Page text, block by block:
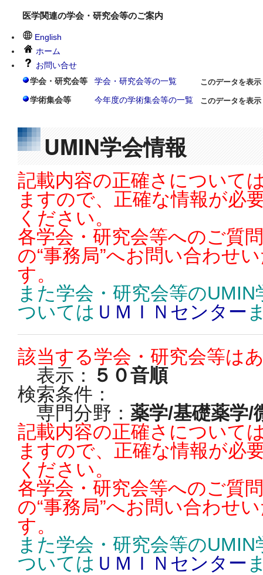
医学関連の学会・研究会等のご案内
English
ホーム
お問い合せ
学会・研究会等
学会・研究会等の一覧 このデータを表示
学術集会等 今年度の学術集会等の一覧 このデータを表示
UMIN学会情報
記載内容の正確さについて
ますので、正確な情報が必
ください。
各学会・研究会等へのご質
の“事務局”へお問い合わせ
す。
また学会・研究会等の
ついては ＵＭＩＮセンター
該当する学会・研究会等は
表示：
５０音順
検索条件：
専門分野： 薬学/基礎薬学/
記載内容の正確さについて
ますので、正確な情報が必
ください。
各学会・研究会等へのご質
の“事務局”へお問い合わせ
す。
また学会・研究会等の
ついては ＵＭＩＮセンター